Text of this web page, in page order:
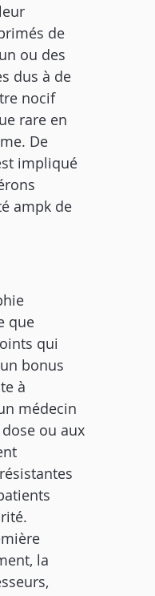
de
ou des
dus à de
nocif
rare en
De
impliqué
ampk de
que
qui
bonus
à
médecin
ou aux
la